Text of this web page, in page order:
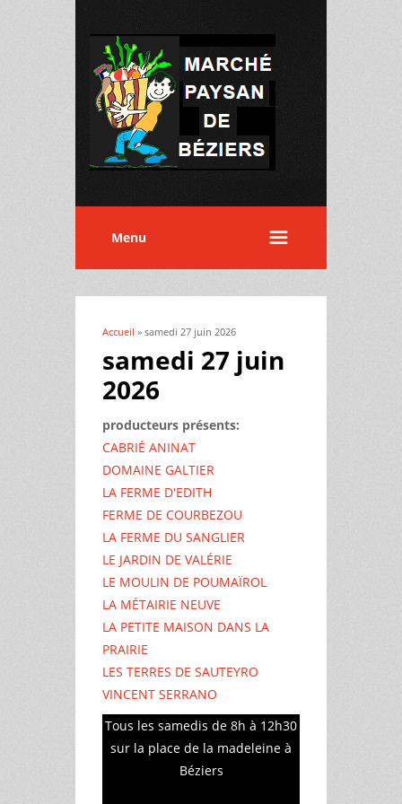
Menu
Vous êtes ici
Accueil » samedi 27 juin 2026
samedi 27 juin
2026
producteurs présents:
CABRIÉ ANINAT
DOMAINE GALTIER
LA FERME D'EDITH
FERME DE COURBEZOU
LA FERME DU SANGLIER
LE JARDIN DE VALÉRIE
LE MOULIN DE POUMAÏROL
LA MÉTAIRIE NEUVE
LA PETITE MAISON DANS LA
PRAIRIE
LES TERRES DE SAUTEYRO
VINCENT SERRANO
Tous les samedis de 8h à 12h30
sur la place de la madeleine à
Béziers